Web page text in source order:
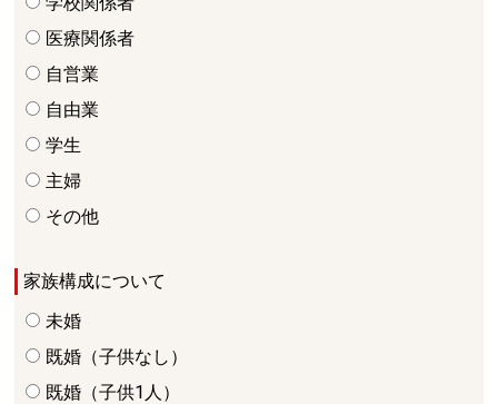
医療関係者
自営業
自由業
学生
主婦
その他
家族構成について
未婚
既婚（子供なし）
既婚（子供1人）